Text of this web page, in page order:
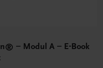
– Modul A – E-Book